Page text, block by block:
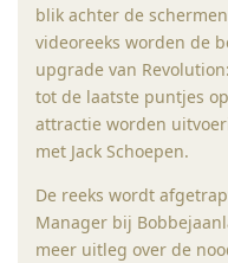
blik achter de
videoreeks worden de
upgrade van
tot de laatste puntjes
attractie worden
met Jack Schoepen.
De reeks wordt
Manager bij
meer uitleg over de